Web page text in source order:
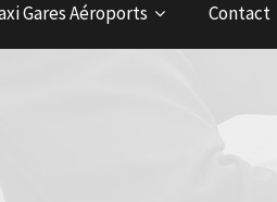
Gares Aéroports Contact